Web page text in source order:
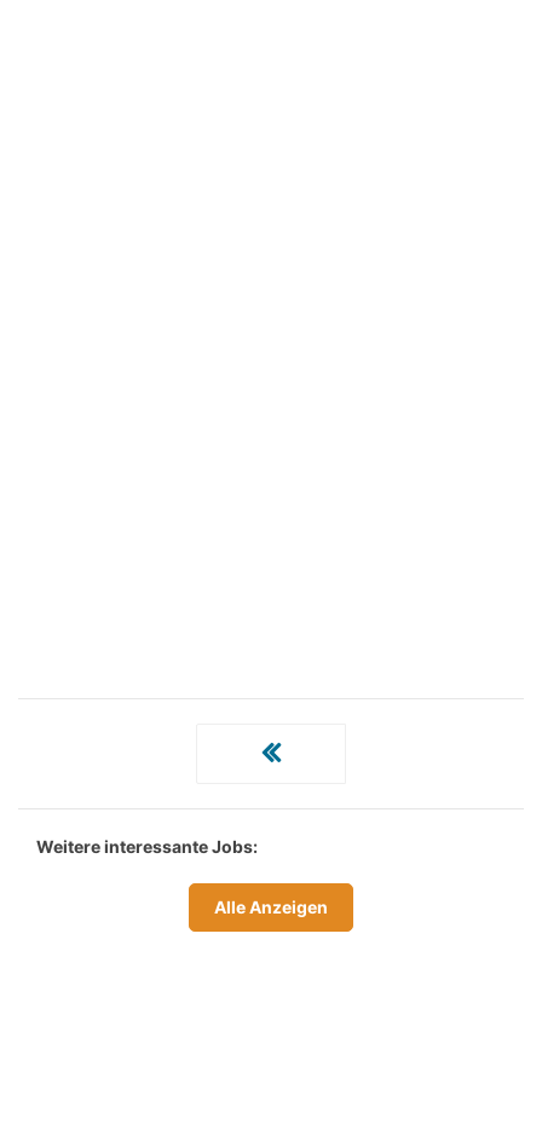
Weitere interessante Jobs:
Alle Anzeigen